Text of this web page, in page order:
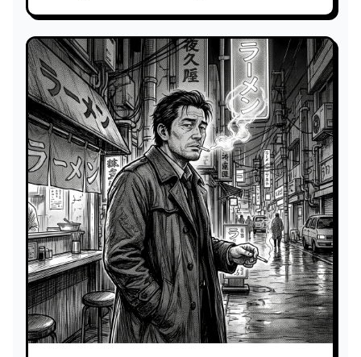
battaglia esplosive senza la barriera del disegno
tecnico.